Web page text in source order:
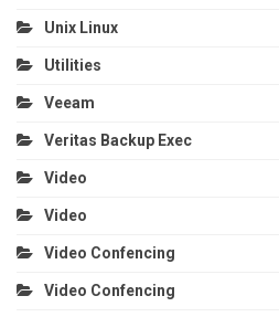
Unix Linux
Utilities
Veeam
Veritas Backup Exec
Video
Video
Video Confencing
Video Confencing